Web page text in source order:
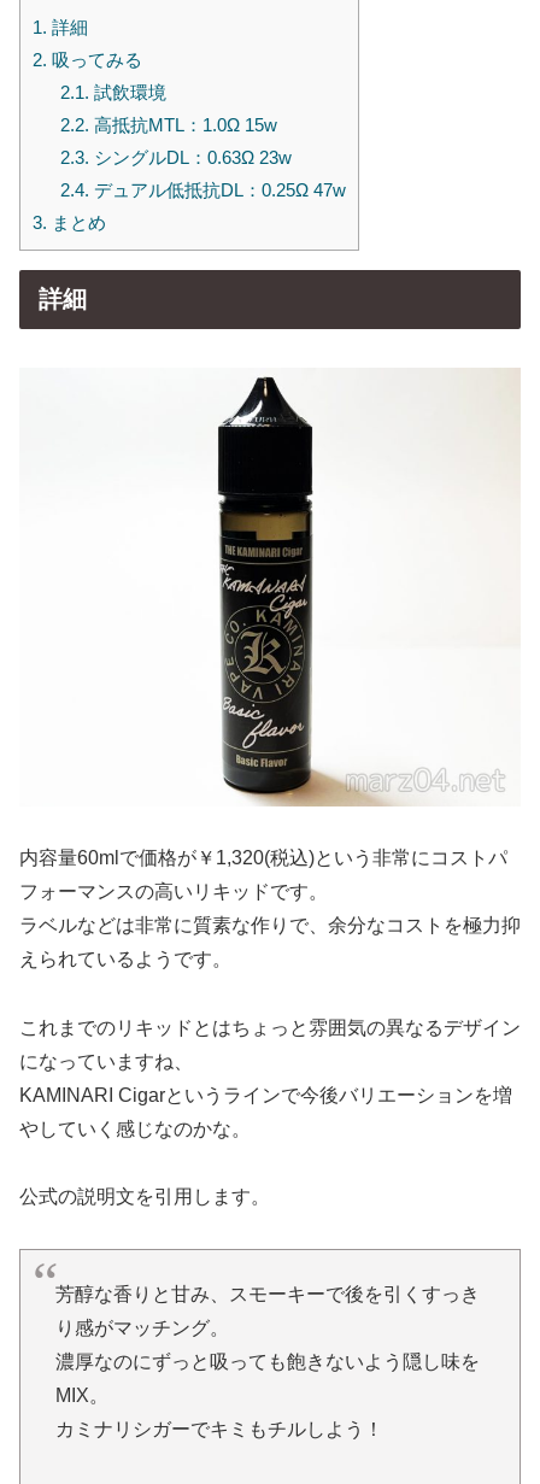
1. 詳細
2. 吸ってみる
2.1. 試飲環境
2.2. 高抵抗MTL：1.0Ω 15w
2.3. シングルDL：0.63Ω 23w
2.4. デュアル低抵抗DL：0.25Ω 47w
3. まとめ
詳細
内容量60mlで価格が￥1,320(税込)という非常にコストパ
フォーマンスの高いリキッドです。
ラベルなどは非常に質素な作りで、余分なコストを極力抑
えられているようです。
これまでのリキッドとはちょっと雰囲気の異なるデザイン
になっていますね、
KAMINARI Cigarというラインで今後バリエーションを増
やしていく感じなのかな。
公式の説明文を引用します。
芳醇な香りと甘み、スモーキーで後を引くすっき
り感がマッチング。
濃厚なのにずっと吸っても飽きないよう隠し味を
MIX。
カミナリシガーでキミもチルしよう！